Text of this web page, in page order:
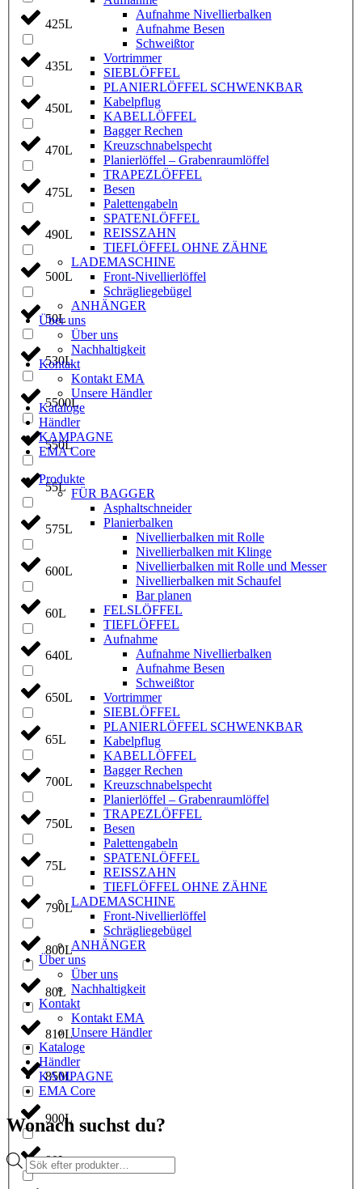
425L
435L
450L
470L
475L
490L
500L
50L
530L
5500L
550L
55L
575L
600L
60L
640L
650L
65L
700L
750L
75L
790L
800L
80L
810L
850L
900L
90L
Aufnahme Nivellierbalken
Aufnahme Besen
Schweißtor
Vortrimmer
SIEBLÖFFEL
PLANIERLÖFFEL SCHWENKBAR
Kabelpflug
KABELLÖFFEL
Bagger Rechen
Kreuzschnabelspecht
Planierlöffel – Grabenraumlöffel
TRAPEZLÖFFEL
Besen
Palettengabeln
SPATENLÖFFEL
REISSZAHN
TIEFLÖFFEL OHNE ZÄHNE
LADEMASCHINE
Front-Nivellierlöffel
Schrägliegebügel
ANHÄNGER
Über uns
Über uns
Nachhaltigkeit
Kontakt
Kontakt EMA
Unsere Händler
Kataloge
Händler
KAMPAGNE
EMA Core
Produkte
FÜR BAGGER
Asphaltschneider
Planierbalken
Nivellierbalken mit Rolle
Nivellierbalken mit Klinge
Nivellierbalken mit Rolle und Messer
Nivellierbalken mit Schaufel
Bar planen
FELSLÖFFEL
TIEFLÖFFEL
Aufnahme
Aufnahme Nivellierbalken
Aufnahme Besen
Schweißtor
Vortrimmer
SIEBLÖFFEL
PLANIERLÖFFEL SCHWENKBAR
Kabelpflug
KABELLÖFFEL
Bagger Rechen
Kreuzschnabelspecht
Planierlöffel – Grabenraumlöffel
TRAPEZLÖFFEL
Besen
Palettengabeln
SPATENLÖFFEL
REISSZAHN
TIEFLÖFFEL OHNE ZÄHNE
LADEMASCHINE
Front-Nivellierlöffel
Schrägliegebügel
ANHÄNGER
Über uns
Über uns
Nachhaltigkeit
Kontakt
Kontakt EMA
Unsere Händler
Kataloge
Händler
KAMPAGNE
EMA Core
Wonach suchst du?
Products
search